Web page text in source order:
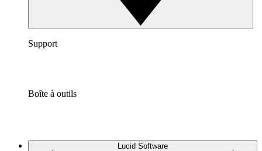
Support
Boîte à outils
Lucid Software